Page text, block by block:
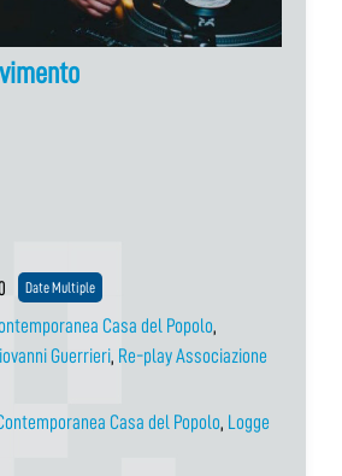
Date Multiple
Casa del Popolo,
Guerrieri, Re-play Associazione
Casa del Popolo, Logge